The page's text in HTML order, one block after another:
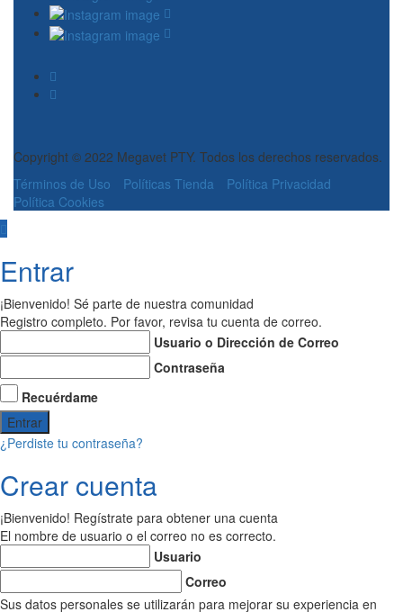
Copyright © 2022 Megavet PTY. Todos los derechos reservados.
Términos de Uso
Políticas Tienda
Política Privacidad
Política Cookies
Entrar
¡Bienvenido! Sé parte de nuestra comunidad
Registro completo. Por favor, revisa tu cuenta de correo.
Usuario o Dirección de Correo
Contraseña
Recuérdame
¿Perdiste tu contraseña?
Crear cuenta
¡Bienvenido! Regístrate para obtener una cuenta
El nombre de usuario o el correo no es correcto.
Usuario
Correo
Sus datos personales se utilizarán para mejorar su experiencia en